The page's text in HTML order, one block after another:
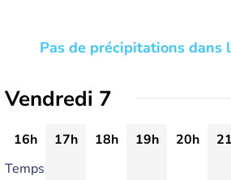
Pas de précipitations dans
Vendredi 7
16h 17h 18h 19h 20h
Temps